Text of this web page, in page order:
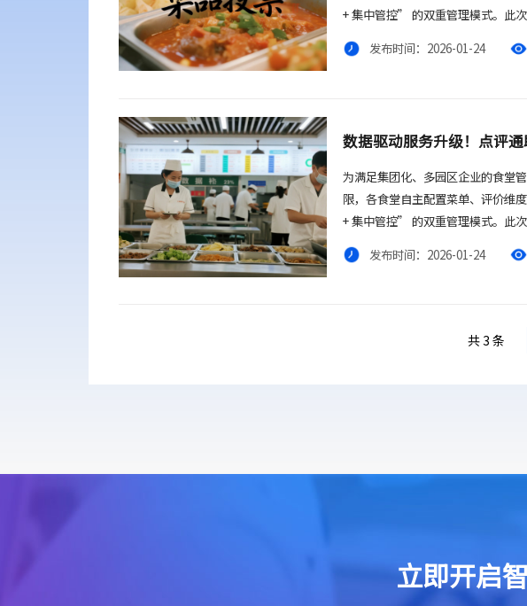
+ 集中管控” 的双重管理模式。此
发布时间：2026-01-24
数据驱动服务升级！点评
为满足集团化、多园区企业的食堂
限，各食堂自主配置菜单、评价维
+ 集中管控” 的双重管理模式。此
发布时间：2026-01-24
共 3 条
立即开启